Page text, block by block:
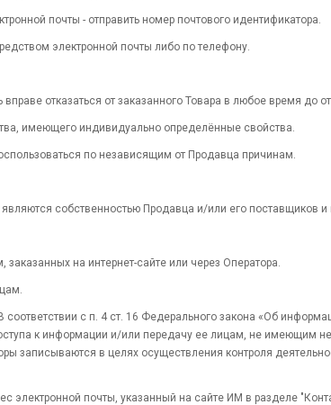
почты - отправить номер почтового идентификатора.
электронной почты либо по телефону.
отказаться от заказанного Товара в любое время до
имеющего индивидуально определённые свойства.
по независящим от Продавца причинам.
собственностью Продавца и/или его поставщиков и
на интернет-сайте или через Оператора.
с п. 4 ст. 16 Федерального закона «Об
к информации и/или передачу ее лицам, не имеющим
записываются в целях осуществления контроля
почты, указанный на сайте ИМ в разделе